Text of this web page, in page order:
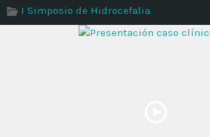
I Simposio de Hidrocefalia